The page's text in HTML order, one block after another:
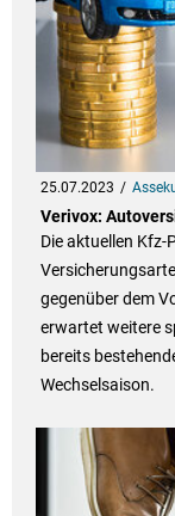
25.07.2023
Verivox:
Die aktuellen Kfz-
gegenüber dem
erwartet weitere
bereits
Wechselsaison.